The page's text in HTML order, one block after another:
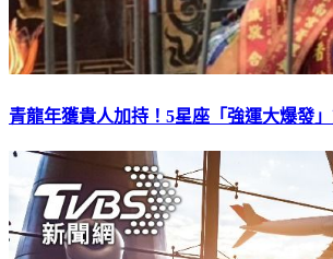
青龍年獲貴人加持！5星座「強運大爆發